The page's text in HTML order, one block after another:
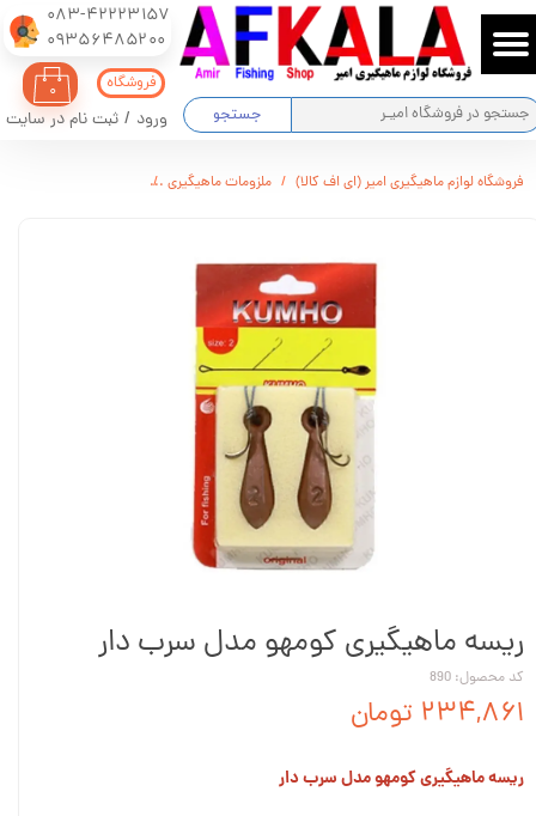
083-42223157
​​​​​​​09356485200
جستجو
۰
ورود / ثبت نام در سایت
حساب کاربری من
تغییر گذر واژه
فروشگاه
فروشگاه لوازم ماهیگیری امیر (ای اف کالا) ملزومات ماهیگیری
ریسه ماهیگیری کومهو مدل سرب دار
کد محصول: 890
۲۳۴,۸۶۱ تومان
ریسه ماهیگیری کومهو مدل سرب دار